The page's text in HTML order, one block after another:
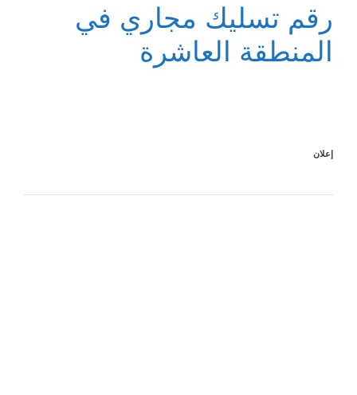
رقم تسليك مجاري في
المنطقة العاشرة
إعلان